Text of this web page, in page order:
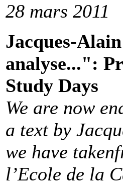
28 mars 2011
Jacques-
analyse...":
Study Days
We are now
a text by
we have
l’Ecole de la